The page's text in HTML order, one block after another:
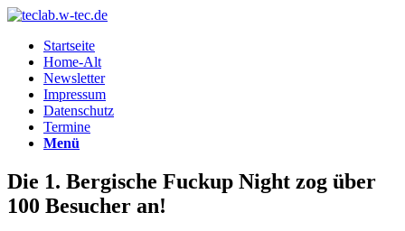
Startseite
Home-Alt
Newsletter
Impressum
Datenschutz
Termine
Menü
Die 1. Bergische Fuckup Night zog über
100 Besucher an!